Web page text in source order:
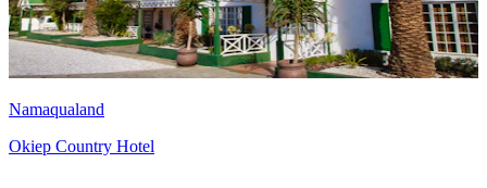
Namaqualand
Okiep Country Hotel